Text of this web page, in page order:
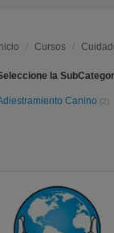
Inicio / Cursos /
la
Canino (2)